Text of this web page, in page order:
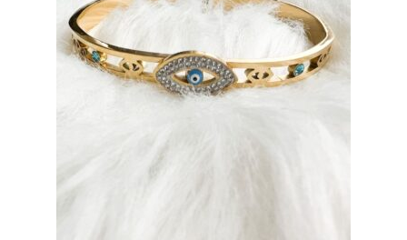
options
may
be
chosen